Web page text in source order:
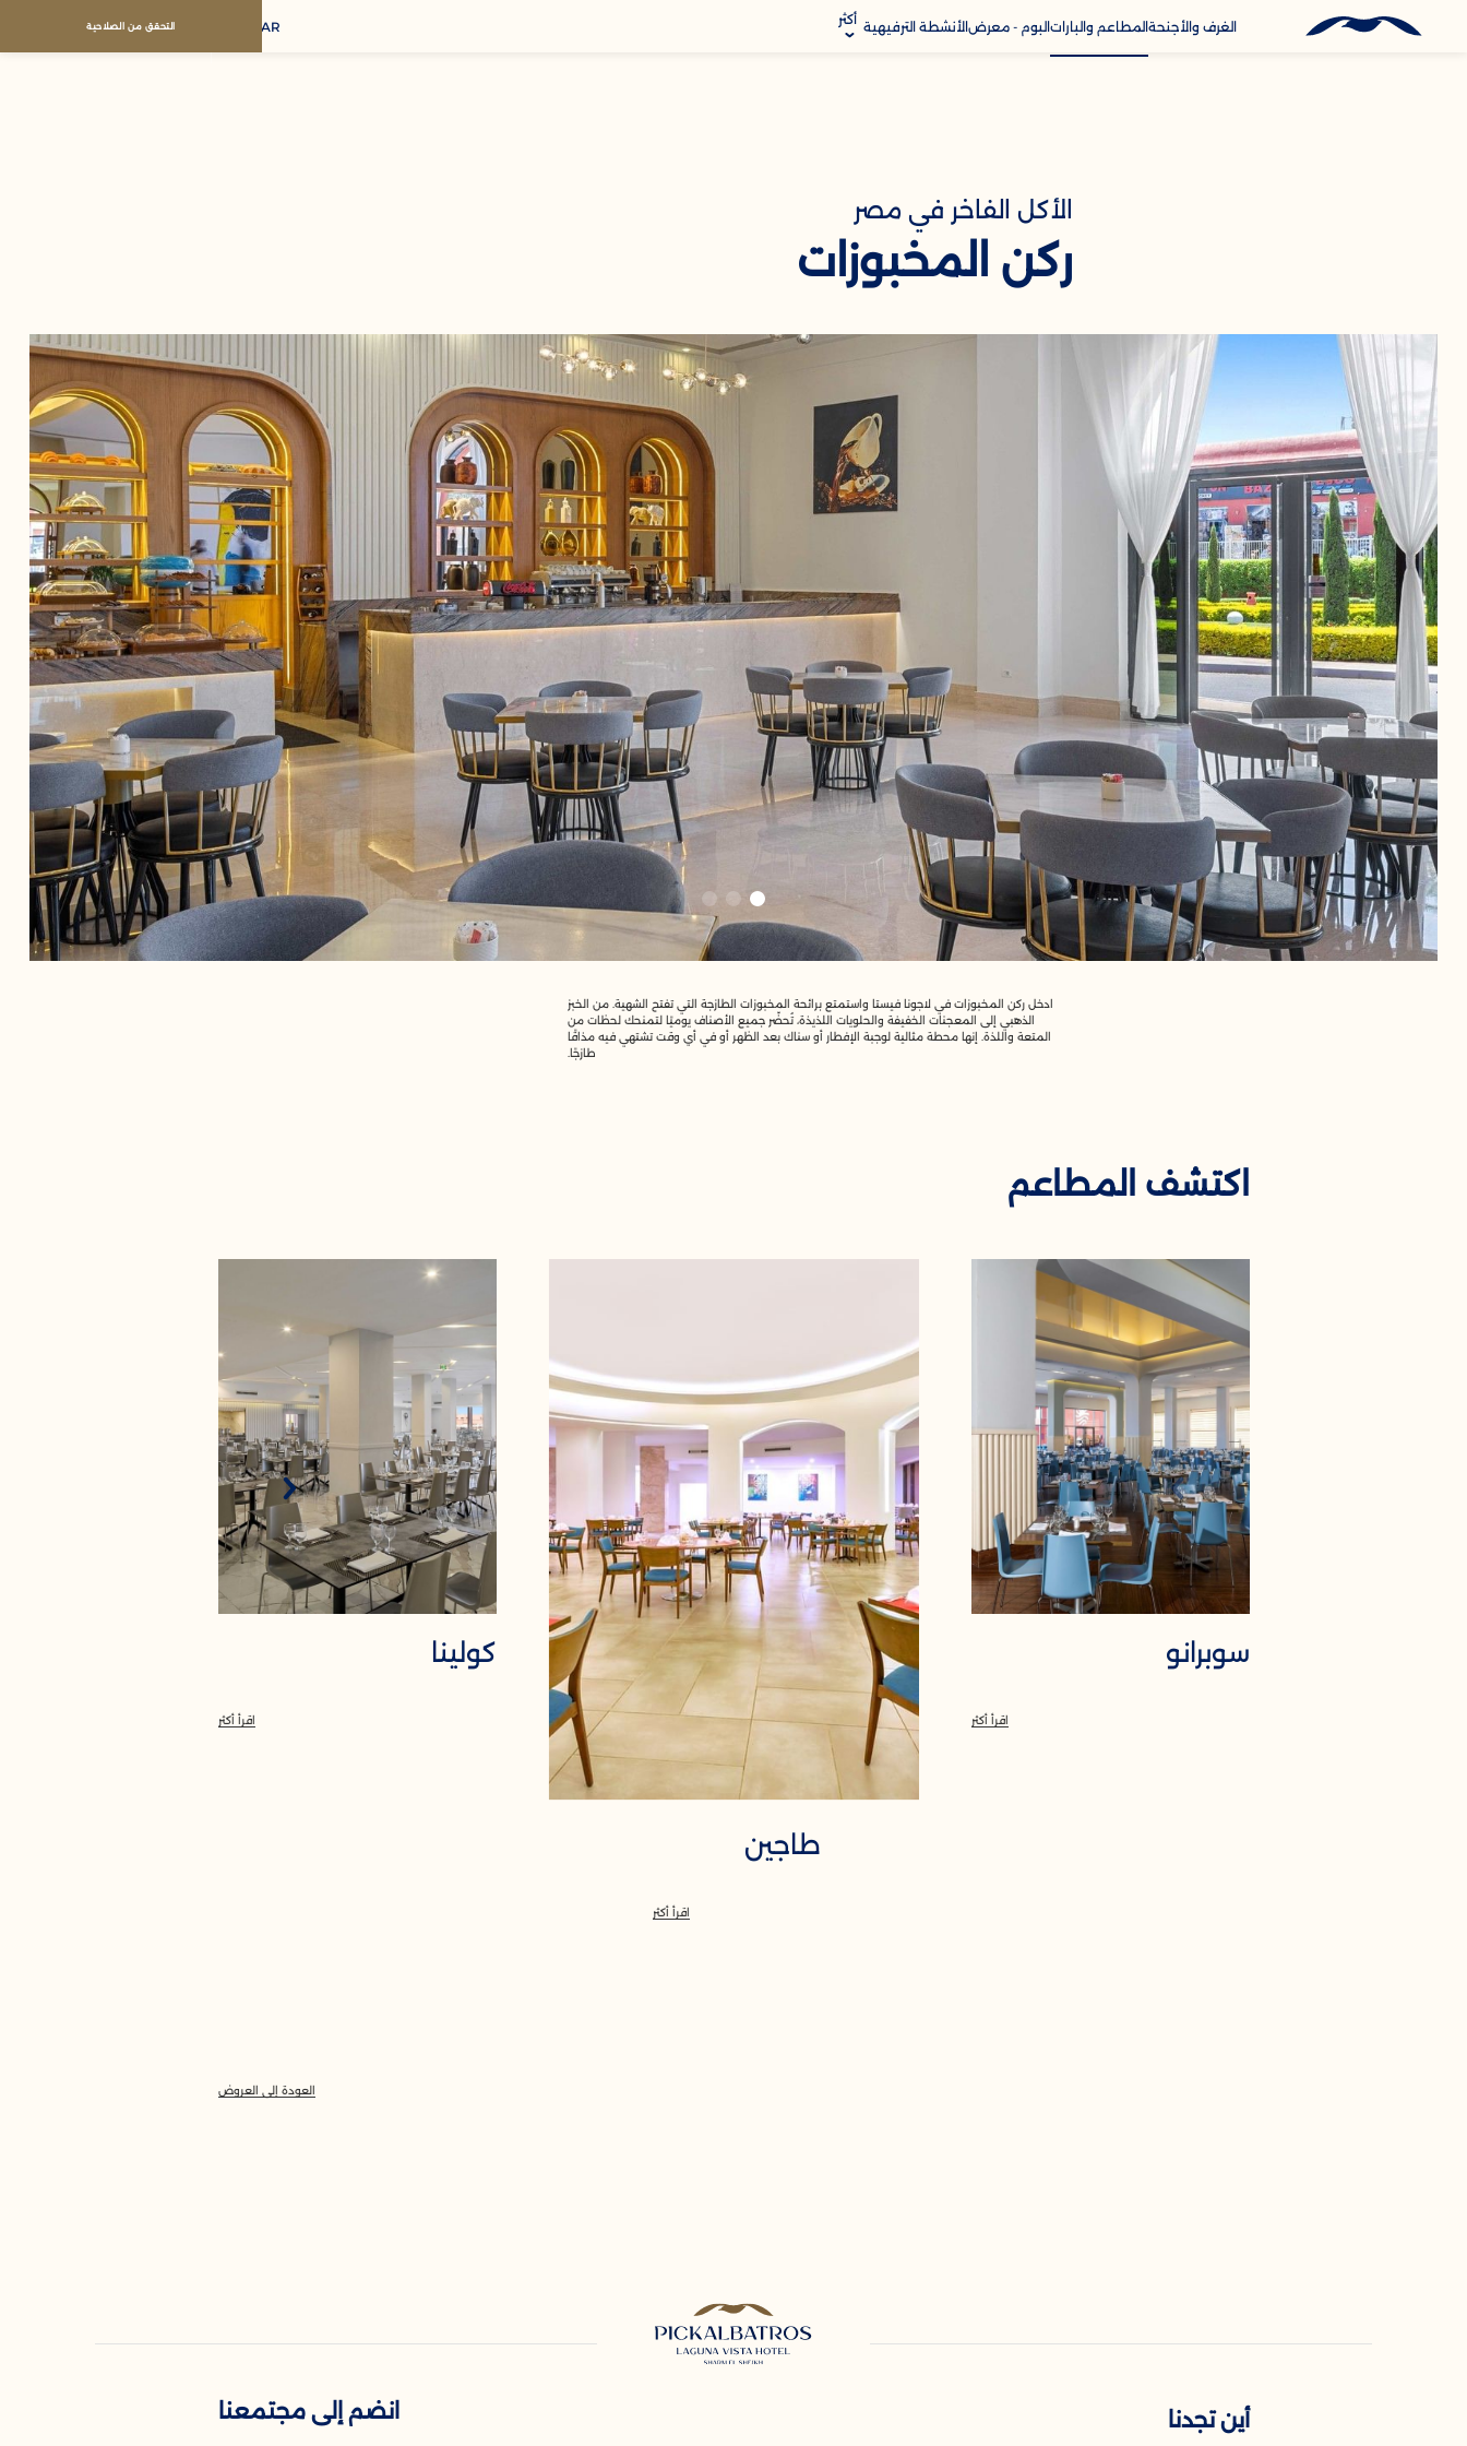
الغرف والأجنحةالمطاعم والباراتالبوم - معرضالأنشطة الترفيهية أكثر AR التحقق من الصلاحية
الأكل الفاخر في مصر
ركن المخبوزات
ادخل ركن المخبوزات في لاجونا فيستا واستمتع برائحة المخبوزات الطازجة التي تفتح الشهية. من الخبز
الذهبي إلى المعجنات الخفيفة والحلويات اللذيذة، تُحضّر جميع الأصناف يوميًا لتمنحك لحظات من
المتعة واللذة. إنها محطة مثالية لوجبة الإفطار أو سناك بعد الظهر أو في أي وقت تشتهي فيه مذاقًا
طازجًا.
اكتشف المطاعم
سوبرانو
اقرأ أكثر
طاجين
اقرأ أكثر
كولينا
اقرأ أكثر
العودة إلى العروض
أين تجدنا انضم إلى مجتمعنا